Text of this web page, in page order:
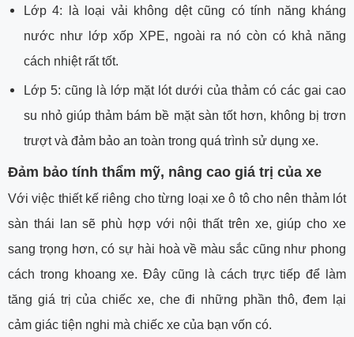
Lớp 4: là loại vải không dệt cũng có tính năng kháng
nước như lớp xốp XPE, ngoài ra nó còn có khả năng
cách nhiệt rất tốt.
Lớp 5: cũng là lớp mặt lót dưới của thảm có các gai cao
su nhỏ giúp thảm bám bề mặt sàn tốt hơn, không bị trơn
trượt và đảm bảo an toàn trong quá trình sử dụng xe.
Đảm bảo tính thẩm mỹ, nâng cao giá trị của xe
Với việc thiết kế riêng cho từng loại xe ô tô cho nên thảm lót
sàn thái lan sẽ phù hợp với nội thất trên xe, giúp cho xe
sang trọng hơn, có sự hài hoà về màu sắc cũng như phong
cách trong khoang xe. Đây cũng là cách trực tiếp để làm
tăng giá trị của chiếc xe, che đi những phần thô, đem lại
cảm giác tiện nghi mà chiếc xe của bạn vốn có.